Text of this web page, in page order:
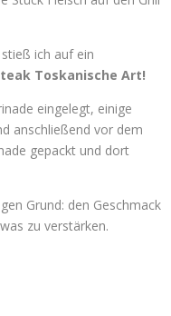
ich auf ein
Toskanische Art!
eingelegt, einige
anschließend vor dem
gepackt und dort
Grund: den Geschmack
zu verstärken.